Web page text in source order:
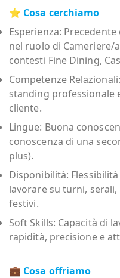
⭐ Cosa cerchiamo
Esperienza:
nel ruolo di Cameriere/
contesti Fine Dining,
Competenze
standing professionale
cliente.
Lingue: Buona
conoscenza di una
plus).
Disponibilità:
lavorare su turni,
festivi.
Soft Skills: Capacità di
rapidità, precisione e
💼 Cosa offriamo